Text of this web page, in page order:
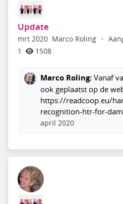
Update
mrt 2020 Marco Roling ·
1
1508
Marco Roling: Vanaf
ook geplaatst op de
https://readcoop.eu/
recognition-htr-for-
april 2020